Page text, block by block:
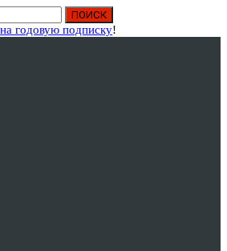
на годовую подписку!